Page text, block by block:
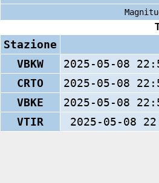
Stazione
VBKW
2025-05-08
CRTO
2025-05-08
VBKE
2025-05-08
VTIR
2025-05-08